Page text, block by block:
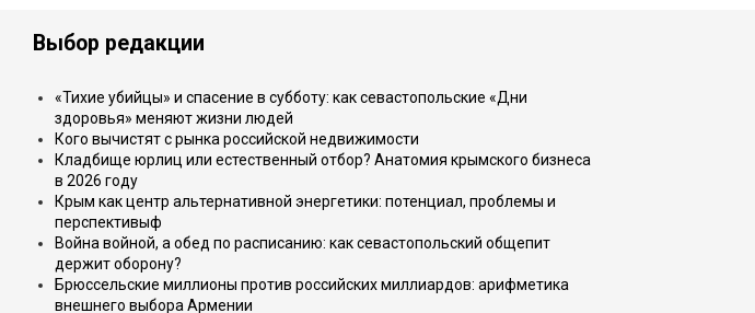
Выбор редакции
«Тихие убийцы» и спасение в субботу: как севастопольские «Дни
здоровья» меняют жизни людей
Кого вычистят с рынка российской недвижимости
Кладбище юрлиц или естественный отбор? Анатомия крымского бизнеса
в 2026 году
Крым как центр альтернативной энергетики: потенциал, проблемы и
перспективыф
Война войной, а обед по расписанию: как севастопольский общепит
держит оборону?
Брюссельские миллионы против российских миллиардов: арифметика
внешнего выбора Армении